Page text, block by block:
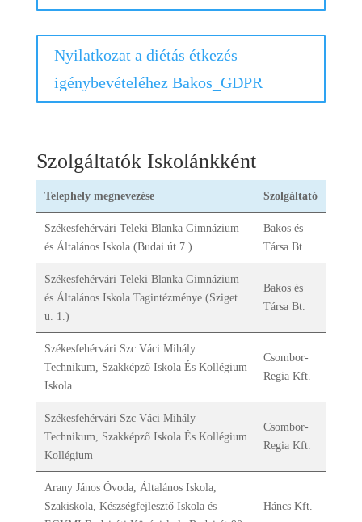
Nyilatkozat a diétás étkezés
igénybevételéhez Bakos_GDPR
Szolgáltatók Iskolánkként
Telephely megnevezése Szolgáltató
Székesfehérvári Teleki Blanka Gimnázium
és Általános Iskola (Budai út 7.)
Bakos és
Társa Bt.
Székesfehérvári Teleki Blanka Gimnázium
és Általános Iskola Tagintézménye (Sziget
u. 1.)
Bakos és
Társa Bt.
Székesfehérvári Szc Váci Mihály
Technikum, Szakképző Iskola És Kollégium
Iskola
Csombor-
Regia Kft.
Székesfehérvári Szc Váci Mihály
Technikum, Szakképző Iskola És Kollégium
Kollégium
Csombor-
Regia Kft.
Arany János Óvoda, Általános Iskola,
Szakiskola, Készségfejlesztő Iskola és
Háncs Kft.